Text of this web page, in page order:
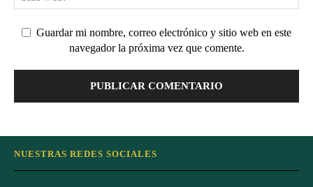
Guardar mi nombre, correo electrónico y sitio web en este
navegador la próxima vez que comente.
NUESTRAS REDES SOCIALES